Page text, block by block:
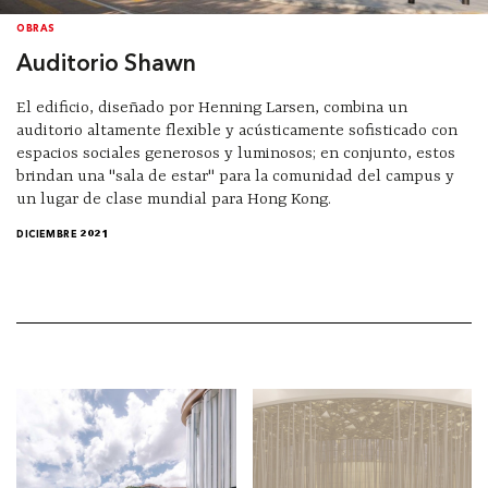
OBRAS
Auditorio Shawn
El edificio, diseñado por Henning Larsen, combina un
auditorio altamente flexible y acústicamente sofisticado con
espacios sociales generosos y luminosos; en conjunto, estos
brindan una "sala de estar" para la comunidad del campus y
un lugar de clase mundial para Hong Kong.
DICIEMBRE 2021